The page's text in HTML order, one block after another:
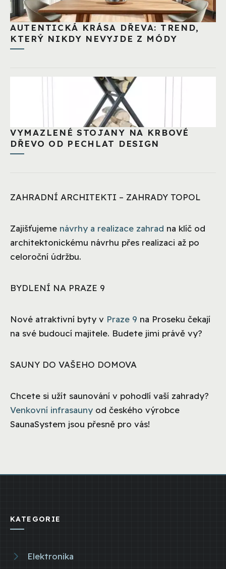
AUTENTICKÁ KRÁSA DŘEVA: TREND,
KTERÝ NIKDY NEVYJDE Z MÓDY
VYMAZLENÉ STOJANY NA KRBOVÉ
DŘEVO OD PECHLAT DESIGN
ZAHRADNÍ ARCHITEKTI – ZAHRADY TOPOL
Zajišťujeme návrhy a realizace zahrad na klíč od
architektonickému návrhu přes realizaci až po
celoroční údržbu.
BYDLENÍ NA PRAZE 9
Nové atraktivní byty v Praze 9 na Proseku čekají
na své budoucí majitele. Budete jimi právě vy?
SAUNY DO VAŠEHO DOMOVA
Chcete si užít saunování v pohodlí vaší zahrady?
Venkovní infrasauny od českého výrobce
SaunaSystem jsou přesně pro vás!
KATEGORIE
Elektronika